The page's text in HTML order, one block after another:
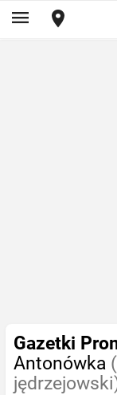
Gazetki
Antonówka